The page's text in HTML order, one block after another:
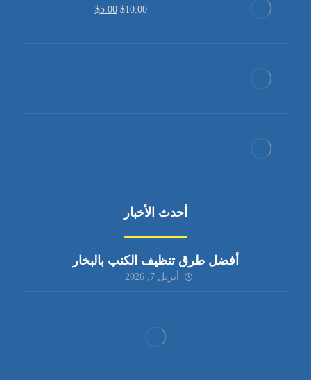
$10.00
$5.00
أحدث الأخبار
أفضل طرق تنظيف الكنب بالبخار
أبريل 7, 2026